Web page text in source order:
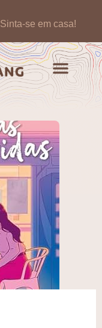
Sinta-se em casa!